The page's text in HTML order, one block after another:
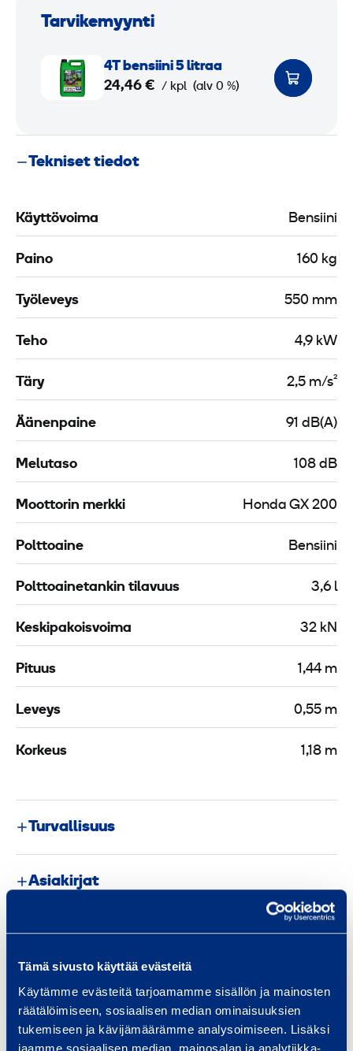
Tämä sivusto käyttää evästeitä
Käytämme evästeitä tarjoamamme sisällön ja mainosten
räätälöimiseen, sosiaalisen median ominaisuuksien
tukemiseen ja kävijämäärämme analysoimiseen. Lisäksi
jaamme sosiaalisen median, mainosalan ja analytiikka-
Tarvikemyynti
n
s
n
5
a
a
4T bensiini 5 litraa
24,46 € / kpl (alv 0 %)
Tekniset tiedot
Käyttövoima Bensiini
Paino 160 kg
Työleveys 550 mm
Teho 4,9 kW
Täry 2,5 m/s²
Äänenpaine 91 dB(A)
Melutaso 108 dB
Moottorin merkki Honda GX 200
Polttoaine Bensiini
Polttoainetankin tilavuus 3,6 l
Keskipakoisvoima 32 kN
Pituus 1,44 m
Leveys 0,55 m
Korkeus 1,18 m
Turvallisuus
Asiakirjat
D
i